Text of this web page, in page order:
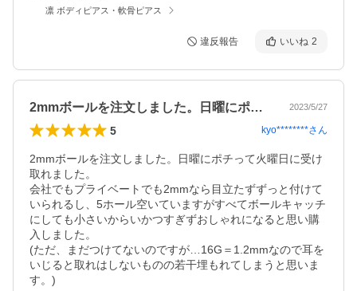
凛 ボディピアス・軟骨ピアス
違反報告 いいね 2
2mmボールを注文しました。日曜にポチ… 2023/5/27
5 kyo********さん
2mmボールを注文しました。日曜にポチって火曜日に受け
取れました。
会社でもプライベートでも2mmなら目立たずずっと付けて
いられるし、5ホール空いていますがすべてボールキャッチ
にしても小さいからいかつすぎずおしゃれになると思い購
入しました。
(ただ、まだつけてないのですが…16G＝1.2mmなので耳を
いじると取れはしないものの若干埋もれてしまうと思いま
す。)